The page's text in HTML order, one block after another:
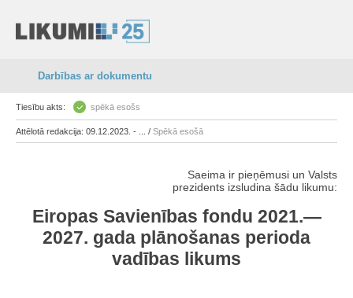
Darbības ar dokumentu
Tiesību akts: spēkā esošs
Attēlotā redakcija: 09.12.2023. - ... / Spēkā esošā
Saeima ir pieņēmusi un Valsts
prezidents izsludina šādu likumu:
Eiropas Savienības fondu 2021.—
2027. gada plānošanas perioda
vadības likums